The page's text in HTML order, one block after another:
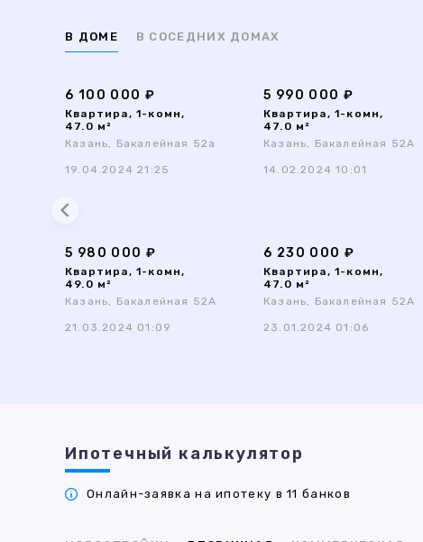
В ДОМЕ В СОСЕДНИХ ДОМАХ
6 100 000 ₽
Квартира, 1-комн,
47.0 м²
Казань, Бакалейная 52а
19.04.2024 21:25
5 990 000 ₽
Квартира, 1-комн,
47.0 м²
Казань, Бакалейная 52А
14.02.2024 10:01
5 980 000 ₽
Квартира, 1-комн,
49.0 м²
Казань, Бакалейная 52А
21.03.2024 01:09
6 230 000 ₽
Квартира, 1-комн,
47.0 м²
Казань, Бакалейная 52А
23.01.2024 01:06
Ипотечный калькулятор
Онлайн-заявка на ипотеку в 11 банков